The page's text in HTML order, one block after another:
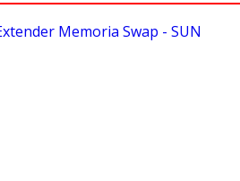
Memoria Swap - SUN